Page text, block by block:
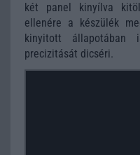
két panel kinyílva
ellenére a készülék
kinyitott állapotában
precizitását dicséri.